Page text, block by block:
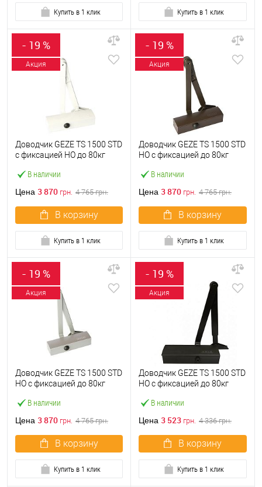
Купить в 1 клик Купить в 1 клик
- 19 %
Акция
В наличии
Доводчик GEZE TS 1500 STD
с фиксацией HO до 80кг
Цена 3 870 грн. 4 765грн.
В корзину
Купить в 1 клик
- 19 %
Акция
В наличии
Доводчик GEZE TS 1500 STD
HO с фиксацией до 80кг
Цена 3 870 грн. 4 765грн.
В корзину
Купить в 1 клик
- 19 %
Акция
В наличии
Доводчик GEZE TS 1500 STD
HO с фиксацией до 80кг
Цена 3 870 грн. 4 765грн.
В корзину
Купить в 1 клик
- 19 %
Акция
В наличии
Доводчик GEZE TS 1500 STD
HO с фиксацией до 80кг
Цена 3 523 грн. 4 336грн.
В корзину
Купить в 1 клик